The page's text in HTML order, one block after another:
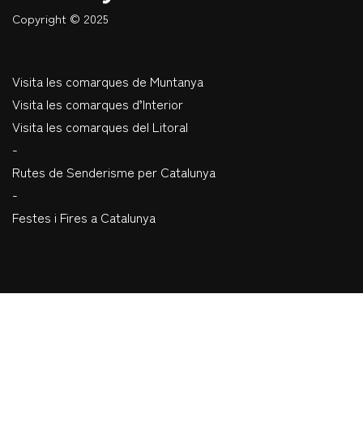
Copyright © 2025
Visita les comarques de Muntanya
Visita les comarques d’Interior
Visita les comarques del Litoral
-
Rutes de Senderisme per Catalunya
-
Festes i Fires a Catalunya